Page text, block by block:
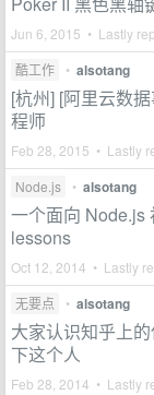
Jun 6, 2015 • Lastly
酷工作 • alsotang
[杭州] [阿里云数
程师
Feb 28, 2015 • Lastly
Node.js • alsotang
一个面向 Node.js
lessons
Oct 12, 2014 • Lastly
无要点 • alsotang
大家认识知乎上
下这个人
Feb 28, 2014 • Lastly